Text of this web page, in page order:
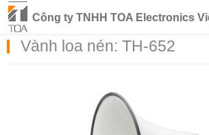
Công ty TNHH TOA Electronics
Vành loa nén: TH-652